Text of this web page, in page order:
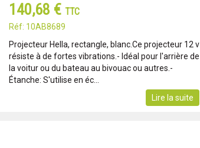
140,68 € TTC
Réf: 10AB8689
Projecteur Hella, rectangle, blanc.Ce projecteur 12 v
résiste à de fortes vibrations.- Idéal pour l'arrière de
la voitur ou du bateau au bivouac ou autres.-
Étanche: S'utilise en éc...
Lire la suite